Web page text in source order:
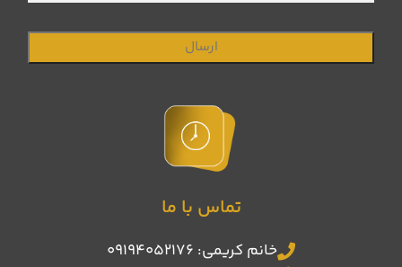
نیاز
تماس با ما
خانم کریمی: 09194052176